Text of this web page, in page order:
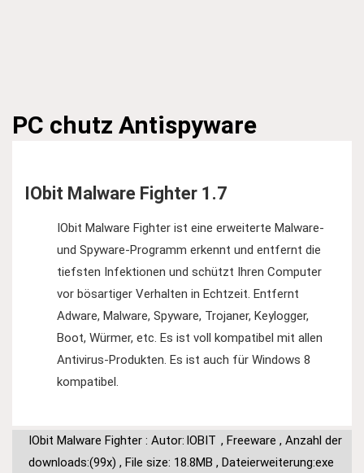
PC chutz Antispyware
IObit Malware Fighter 1.7
IObit Malware Fighter ist eine erweiterte Malware-
und Spyware-Programm erkennt und entfernt die
tiefsten Infektionen und schützt Ihren Computer
vor bösartiger Verhalten in Echtzeit. Entfernt
Adware, Malware, Spyware, Trojaner, Keylogger,
Boot, Würmer, etc. Es ist voll kompatibel mit allen
Antivirus-Produkten. Es ist auch für Windows 8
kompatibel.
IObit Malware Fighter : Autor: IOBIT , Freeware , Anzahl der
downloads:(99x) , File size: 18.8MB , Dateierweiterung:exe